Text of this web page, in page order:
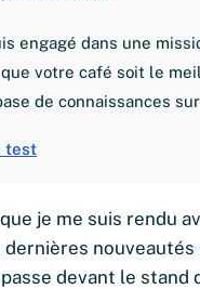
engagé dans une
votre café soit le
de connaissances
test
je me suis rendu
nouveautés
devant le stand